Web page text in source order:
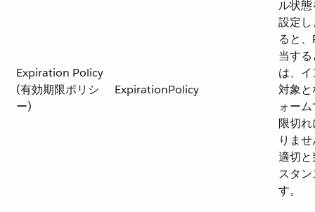
Expiration Policy
(有効期限ポリシ
ー)
ExpirationPolicy
ル状
設定
ると
当す
は、
対象
ォー
限切
りま
適切
スタ
す。